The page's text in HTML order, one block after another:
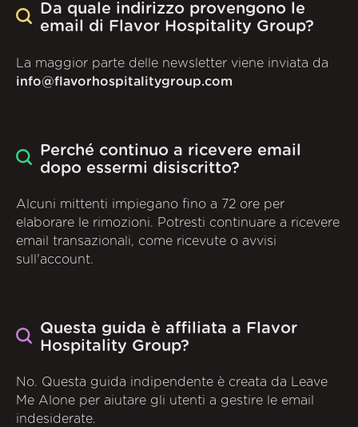
Da quale indirizzo provengono le
email di Flavor Hospitality Group?
La maggior parte delle newsletter viene inviata da
info@flavorhospitalitygroup.com
Perché continuo a ricevere email
dopo essermi disiscritto?
Alcuni mittenti impiegano fino a 72 ore per
elaborare le rimozioni. Potresti continuare a ricevere
email transazionali, come ricevute o avvisi
sull'account.
Questa guida è affiliata a Flavor
Hospitality Group?
No. Questa guida indipendente è creata da Leave
Me Alone per aiutare gli utenti a gestire le email
indesiderate.